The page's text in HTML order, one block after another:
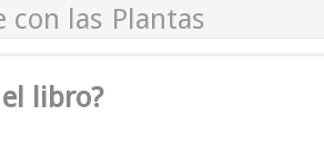
con las Plantas
libro?